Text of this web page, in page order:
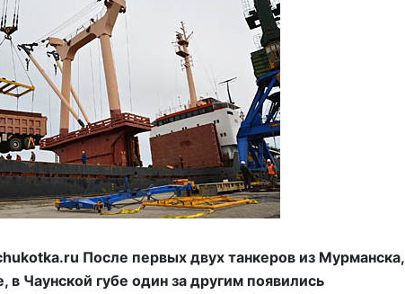
После первых двух танкеров из Мурманска,
Чаунской губе один за другим появились